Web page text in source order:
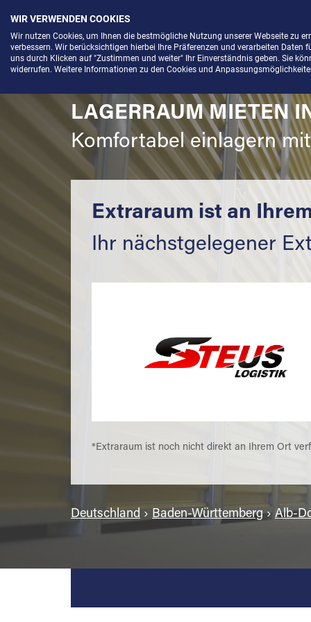
Menü
LAGERRAUM MIETEN
Komfortabel einlagern
Extraraum ist an
Ihr nächstgelegener
*Extraraum ist noch nicht direkt an Ihrem Ort
Deutschland › Baden-Württemberg› Alb-
WIR VERWENDEN COOKIES
Wir nutzen Cookies, um Ihnen die bestmögliche Nutzung unserer Webseite zu
verbessern. Wir berücksichtigen hierbei Ihre Präferenzen und verarbeiten
uns durch Klicken auf "Zustimmen und weiter" Ihr Einverständnis geben. Sie
widerrufen. Weitere Informationen zu den Cookies und